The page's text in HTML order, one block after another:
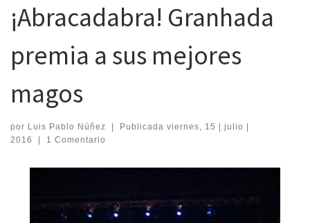
¡Abracadabra! Granhada
premia a sus mejores
magos
por Luis Pablo Núñez | Publicada viernes, 15 | julio |
2016
| 1 Comentario